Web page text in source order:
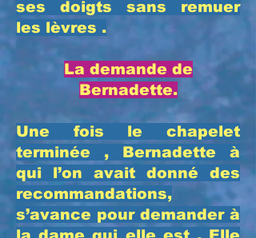
ses doigts sans remuer
les lèvres .
​La demande de
Bernadette.
​Une fois le chapelet
terminée , Bernadette à
qui l’on avait donné des
recommandations,
s’avance pour demander à